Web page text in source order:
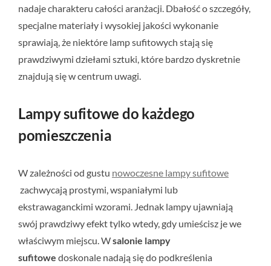
nadaje charakteru całości aranżacji. Dbałość o szczegóły,
specjalne materiały i wysokiej jakości wykonanie
sprawiają, że niektóre lamp sufitowych stają się
prawdziwymi dziełami sztuki, które bardzo dyskretnie
znajdują się w centrum uwagi.
Lampy sufitowe do każdego
pomieszczenia
W zależności od gustu nowoczesne lampy sufitowe
zachwycają prostymi, wspaniałymi lub
ekstrawaganckimi wzorami. Jednak lampy ujawniają
swój prawdziwy efekt tylko wtedy, gdy umieścisz je we
właściwym miejscu. Wsalonie lampy
sufitowe doskonale nadają się do podkreślenia